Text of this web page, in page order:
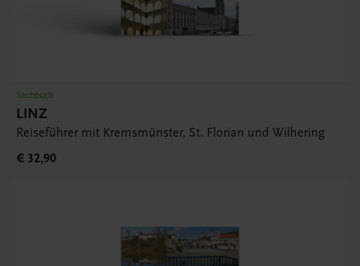
Sachbuch
LINZ
Reiseführer mit Kremsmünster, St. Florian und Wilhering
€ 32,90